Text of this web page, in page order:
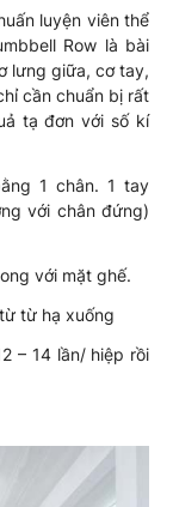
luyện viên thể
Row là bài
lưng giữa, cơ tay,
cần chuẩn bị rất
tạ đơn với số kí
1 chân. 1 tay
với chân đứng)
với mặt ghế.
từ hạ xuống
– 14 lần/ hiệp rồi